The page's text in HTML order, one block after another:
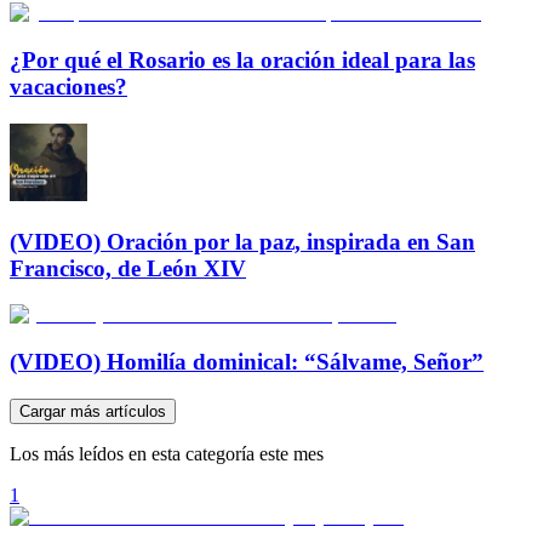
¿Por qué el Rosario es la oración ideal para las
vacaciones?
(VIDEO) Oración por la paz, inspirada en San
Francisco, de León XIV
(VIDEO) Homilía dominical: “Sálvame, Señor”
Cargar más artículos
Los más leídos en esta categoría este mes
1